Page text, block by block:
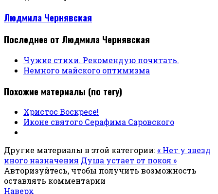
Людмила Чернявская
Последнее от Людмила Чернявская
Чужие стихи. Рекомендую почитать.
Немного майского оптимизма
Похожие материалы (по тегу)
Христос Воскресе!
Иконе святого Серафима Саровского
Другие материалы в этой категории:« Нет у звезд
иного назначения Душа устает от покоя »
Авторизуйтесь, чтобы получить возможность
оставлять комментарии
Наверх